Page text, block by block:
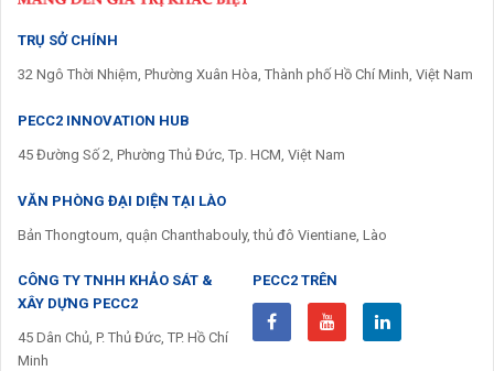
TRỤ SỞ CHÍNH
32 Ngô Thời Nhiệm, Phường Xuân Hòa, Thành phố Hồ Chí Minh, Việt Nam
PECC2 INNOVATION HUB
45 Đường Số 2, Phường Thủ Đức, Tp. HCM, Việt Nam
VĂN PHÒNG ĐẠI DIỆN TẠI LÀO
Bản Thongtoum, quận Chanthabouly, thủ đô Vientiane, Lào
CÔNG TY TNHH KHẢO SÁT &
XÂY DỰNG PECC2
45 Dân Chủ, P. Thủ Đức, TP. Hồ Chí
Minh
PECC2 TRÊN